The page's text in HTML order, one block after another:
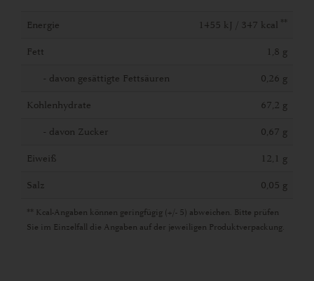
Energie 1455 kJ / 347 kcal **
Fett 1,8 g
- davon gesättigte Fettsäuren 0,26 g
Kohlenhydrate 67,2 g
- davon Zucker 0,67 g
Eiweiß 12,1 g
Salz 0,05 g
** Kcal-Angaben können geringfügig (+/- 5) abweichen. Bitte prüfen
Sie im Einzelfall die Angaben auf der jeweiligen Produktverpackung.